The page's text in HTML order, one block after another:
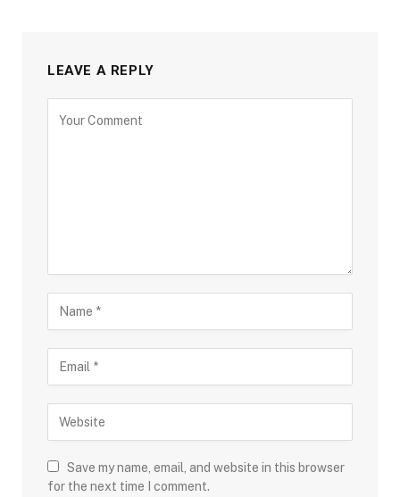
LEAVE A REPLY
Save my name, email, and website in this browser
for the next time I comment.